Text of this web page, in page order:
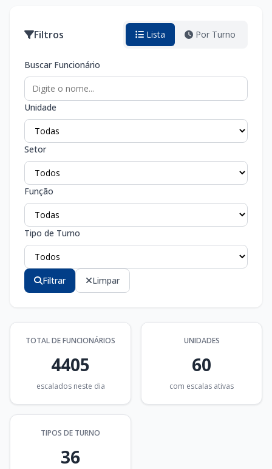
Filtros Lista Por Turno
Buscar Funcionário
Unidade
Setor
Função
Tipo de Turno
Filtrar Limpar
TOTAL DE FUNCIONÁRIOS
4405
escalados neste dia
UNIDADES
60
com escalas ativas
TIPOS DE TURNO
36